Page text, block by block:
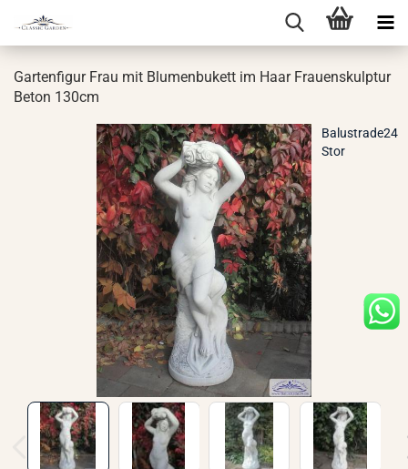
Gar­ten­fi­gur Frau mit Blu­men­bu­kett im Haar Frau­en­skulp­tur
Beton 130cm
Balustrade24
Stor